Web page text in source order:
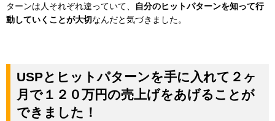
ターンは人それぞれ違っていて、
自分のヒットパターンを知って行
動していくことが大切なんだと気づきました。
USPとヒットパターンを手に入れて２ヶ
月で１２０万円の売上げをあげることが
できました！